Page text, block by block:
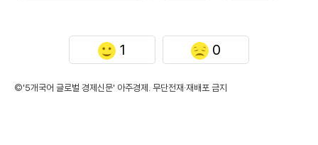
1 0
©'5개국어 글로벌 경제신문' 아주경제. 무단전재·재배포 금지